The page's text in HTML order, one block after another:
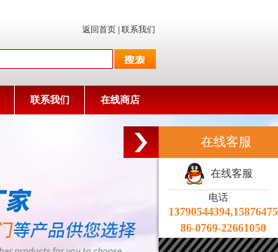
返回首页 联系我们
联系我们 在线商店
在线客服
在线客服
电话
86-0769-22661050